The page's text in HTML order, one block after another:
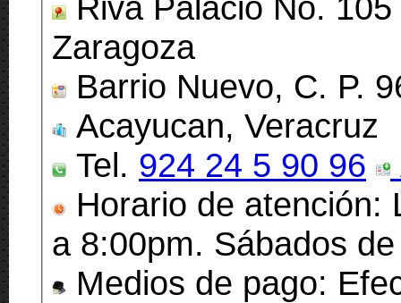
Zaragoza
Barrio Nuevo, C. P.
Acayucan, Veracruz
Tel. 924 24 5 90 96
Horario de atención:
a 8:00pm. Sábados
Medios de pago: